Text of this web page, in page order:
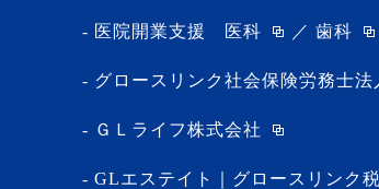
医院開業支援 医科 ／ 歯科
グロースリンク社会保険労務士法
ＧＬライフ株式会社
GLエステイト｜グロースリンク